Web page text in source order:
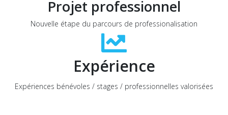
Projet professionnel
Nouvelle étape du parcours de professionalisation
Expérience
Expériences bénévoles / stages / professionnelles valorisées